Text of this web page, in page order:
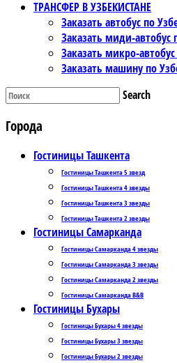
ТРАНСФЕР В УЗБЕКИСТАНЕ
Заказать автобус по
Заказать миди-автобус
Заказать микро-
Заказать машину по
Search
Города
Гостиницы Ташкента
Гостиницы Ташкента 5 звезд
Гостиницы Ташкента 4 звезды
Гостиницы Ташкента 3 звезды
Гостиницы Ташкента 2 звезды
Гостиницы Самарканда
Гостиницы Самарканда 4 звезды
Гостиницы Самарканда 3 звезды
Гостиницы Самарканда 2 звезды
Гостиницы Самарканда B&B
Гостиницы Бухары
Гостиницы Бухары 4 звезды
Гостиницы Бухары 3 звезды
Гостиницы Бухары 2 звезды